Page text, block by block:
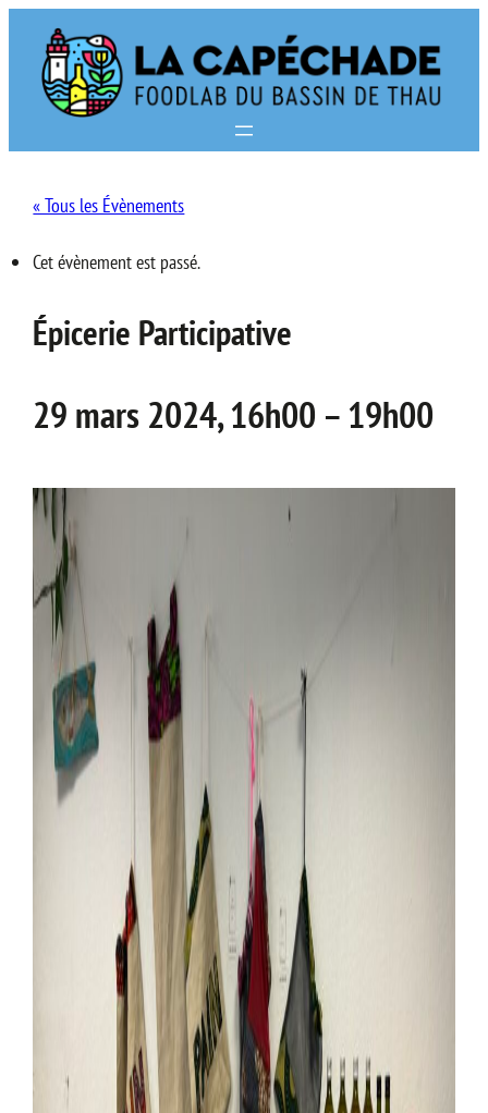
« Tous les Évènements
Cet évènement est passé.
Épicerie Participative
29 mars 2024, 16h00 – 19h00